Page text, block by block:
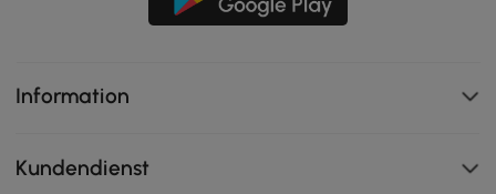
Information
Kundendienst